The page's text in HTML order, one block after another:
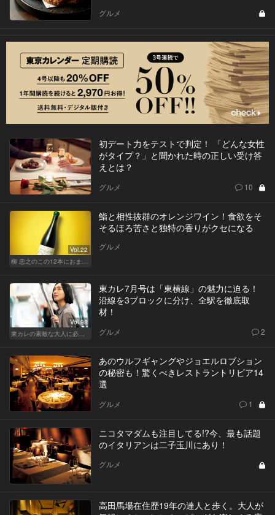
グルメ
初デート力をテストで判定！ 「どんな女性
がタイプ？」と聞かれた時の正しい受け答
えとは？
グルメ 10
Vol.22
鮨と相性抜群のオレンジワイン！食欲をそ
そるほろ苦さと独特の香りがクセになる
グルメ
Vol.98
東カレ7月号は「東横線」の魅力に迫る！
沿線を3ブロックに分け、全駅を徹底取
材！
グルメ 2
あのウルフギャングやジョエルロブション
の秘密も！驚くべきレストラントリビア14
選
グルメ 1
ニコタマダムも注目してる!?今、最も話題
のイタリアンは二子玉川にあり！
グルメ
高田馬場在住歴19年の達人と歩く。大人が